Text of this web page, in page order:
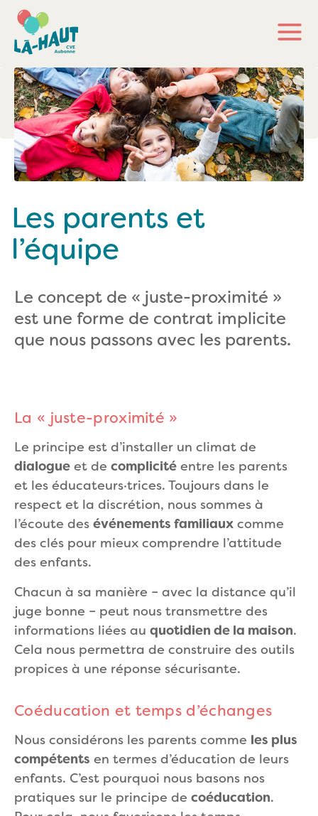
Les parents et
l’équipe
Le concept de « juste-proximité »
est une forme de contrat implicite
que nous passons avec les parents.
La « juste-proximité »
Le principe est d’installer un climat de
dialogue et de complicité entre les parents
et les éducateurs·trices. Toujours dans le
respect et la discrétion, nous sommes à
l’écoute des événements familiaux comme
des clés pour mieux comprendre l’attitude
des enfants.
Chacun à sa manière – avec la distance qu’il
juge bonne – peut nous transmettre des
informations liées au quotidien de la maison.
Cela nous permettra de construire des outils
propices à une réponse sécurisante.
Coéducation et temps d’échanges
Nous considérons les parents comme les plus
compétents en termes d’éducation de leurs
enfants. C’est pourquoi nous basons nos
pratiques sur le principe de coéducation.